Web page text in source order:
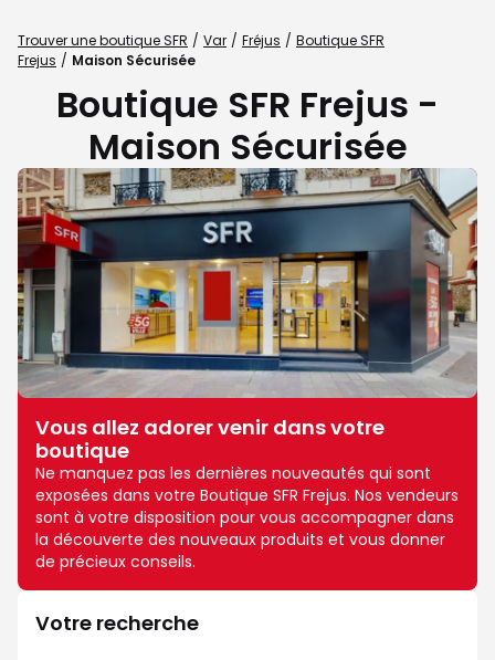
Trouver une boutique SFR Var Fréjus
Boutique SFR
Frejus
Maison Sécurisée
Boutique SFR Frejus -
Maison Sécurisée
Vous allez adorer venir dans votre
boutique
Ne manquez pas les dernières nouveautés qui sont
exposées dans votre Boutique SFR Frejus. Nos vendeurs
sont à votre disposition pour vous accompagner dans
la découverte des nouveaux produits et vous donner
de précieux conseils.
Votre recherche